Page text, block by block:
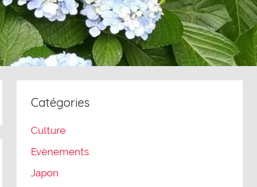
Catégories
Culture
Evènements
Japon